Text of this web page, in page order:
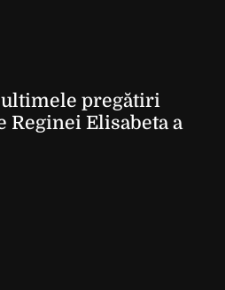
ultimele pregătiri
Elisabeta a